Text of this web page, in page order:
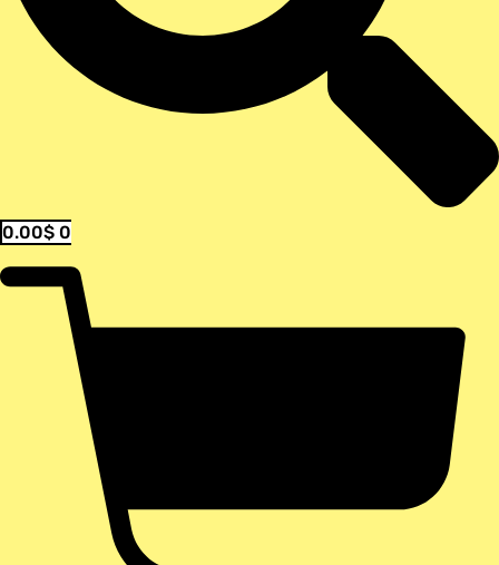
0.00$ 0